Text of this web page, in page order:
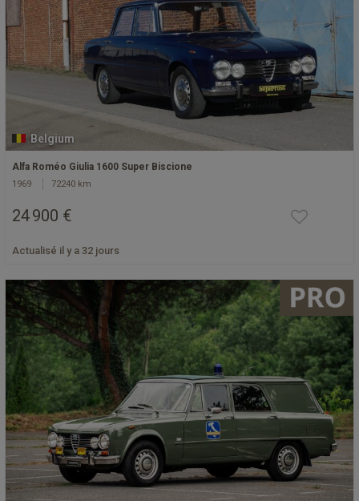
Belgium
Alfa Roméo Giulia 1600 Super Biscione
1969 72240 km
24 900 €
Actualisé il y a 32 jours